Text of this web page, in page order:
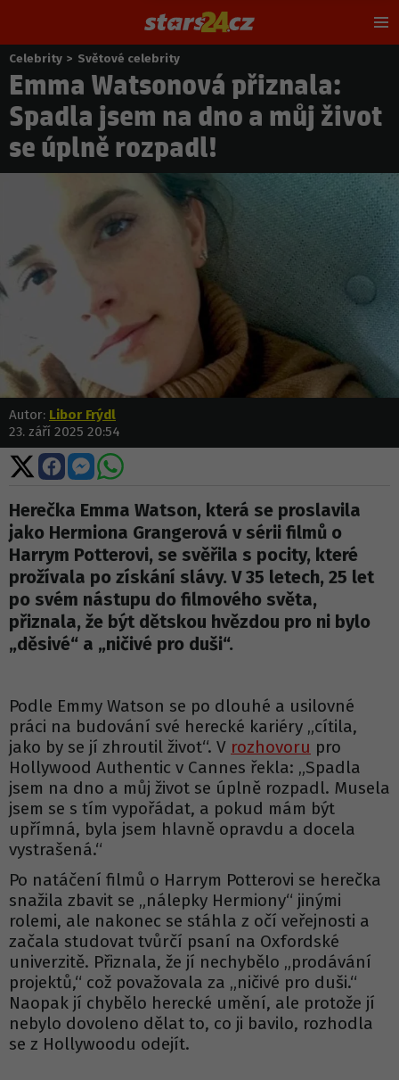
Nacházíte
se
zde:
Celebrity > Světové celebrity
Emma Watsonová přiznala:
Spadla jsem na dno a můj život
se úplně rozpadl!
Autor: Libor Frýdl
23. září 2025 20:54
Sdílet
na
X
Sdílet
na
Facebooku
Sdílet
na
Messengeru
Sdílet
WhatsApp
Herečka Emma Watson, která se proslavila
jako Hermiona Grangerová v sérii filmů o
Harrym Potterovi, se svěřila s pocity, které
prožívala po získání slávy. V 35 letech, 25 let
po svém nástupu do filmového světa,
přiznala, že být dětskou hvězdou pro ni bylo
„děsivé“ a „ničivé pro duši“.
Podle Emmy Watson se po dlouhé a usilovné
práci na budování své herecké kariéry „cítila,
jako by se jí zhroutil život“. V rozhovoru pro
Hollywood Authentic v Cannes řekla: „Spadla
jsem na dno a můj život se úplně rozpadl. Musela
jsem se s tím vypořádat, a pokud mám být
upřímná, byla jsem hlavně opravdu a docela
vystrašená.“
Po natáčení filmů o Harrym Potterovi se herečka
snažila zbavit se „nálepky Hermiony“ jinými
rolemi, ale nakonec se stáhla z očí veřejnosti a
začala studovat tvůrčí psaní na Oxfordské
univerzitě. Přiznala, že jí nechybělo „prodávání
projektů,“ což považovala za „ničivé pro duši.“
Naopak jí chybělo herecké umění, ale protože jí
nebylo dovoleno dělat to, co ji bavilo, rozhodla
se z Hollywoodu odejít.